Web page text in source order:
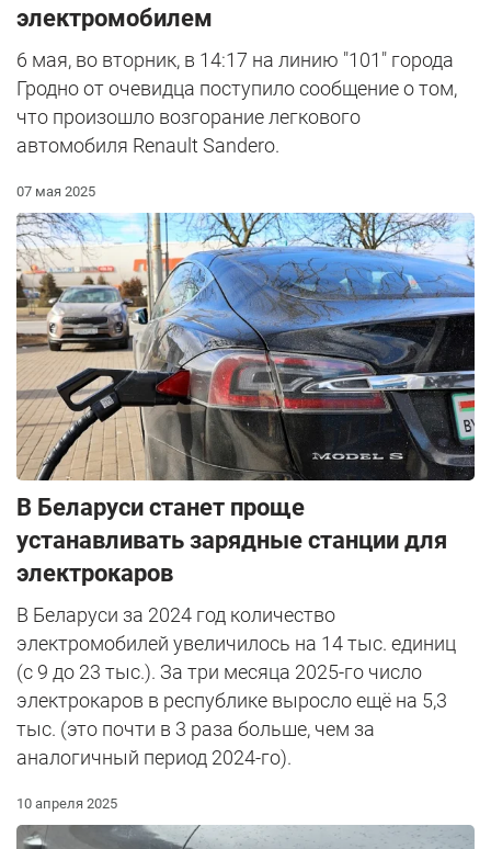
электромобилем
6 мая, во вторник, в 14:17 на линию "101" города
Гродно от очевидца поступило сообщение о том,
что произошло возгорание легкового
автомобиля Renault Sandero.
07 мая 2025
В Беларуси станет проще
устанавливать зарядные станции для
электрокаров
В Беларуси за 2024 год количество
электромобилей увеличилось на 14 тыс. единиц
(с 9 до 23 тыс.). За три месяца 2025-го число
электрокаров в республике выросло ещё на 5,3
тыс. (это почти в 3 раза больше, чем за
аналогичный период 2024-го).
10 апреля 2025